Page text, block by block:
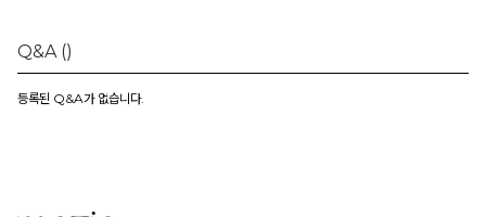
Q&A ()
등록된 Q&A가 없습니다.